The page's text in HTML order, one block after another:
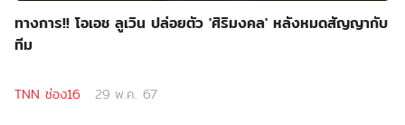
ทางการ!! โอเอช ลูเวิน ปล่อยตัว 'ศิริมงคล' หลังหมดสัญญากับ
ทีม
TNN ช่อง16 29 พ.ค. 67